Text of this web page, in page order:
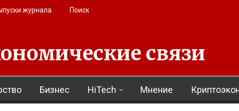
журнала Поиск
связи
Бизнес HiTech Мнение